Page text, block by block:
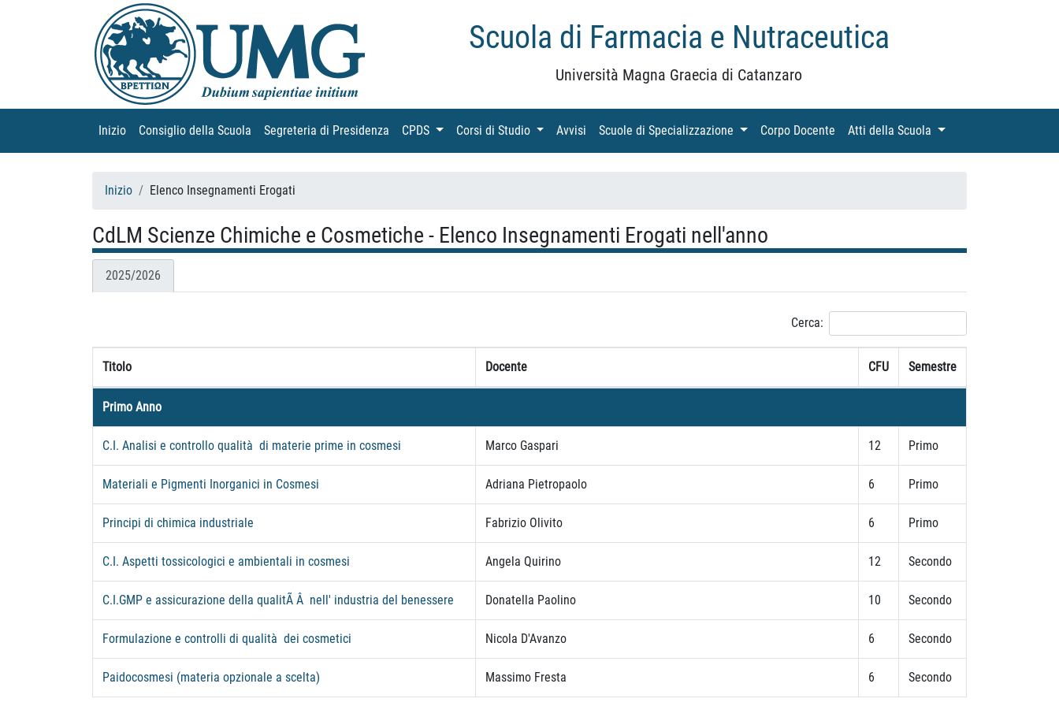
Scuola di Farmacia e Nutraceutica
Università Magna Graecia di Catanzaro
Inizio (current)
Consiglio della Scuola (current)
Segreteria di Presidenza (current)
CPDS (current)Corsi di Studio (current)
Avvisi (current)
Scuole di Specializzazione (current)Corpo Docente (current)
Atti della Scuola (current)
Inizio Elenco Insegnamenti Erogati
CdLM Scienze Chimiche e Cosmetiche - Elenco Insegnamenti Erogati nell'anno
2025/2026
Cerca:
Titolo Docente CFU Semestre
Primo Anno
C.I. Analisi e controllo qualità di materie prime in cosmesi Marco Gaspari 12 Primo
Materiali e Pigmenti Inorganici in Cosmesi Adriana Pietropaolo 6 Primo
Principi di chimica industriale Fabrizio Olivito 6 Primo
C.I. Aspetti tossicologici e ambientali in cosmesi Angela Quirino 12 Secondo
C.I.GMP e assicurazione della qualitÃ Â nell' industria del benessere Donatella Paolino 10 Secondo
Formulazione e controlli di qualità dei cosmetici Nicola D'Avanzo 6 Secondo
Paidocosmesi (materia opzionale a scelta) Massimo Fresta 6 Secondo